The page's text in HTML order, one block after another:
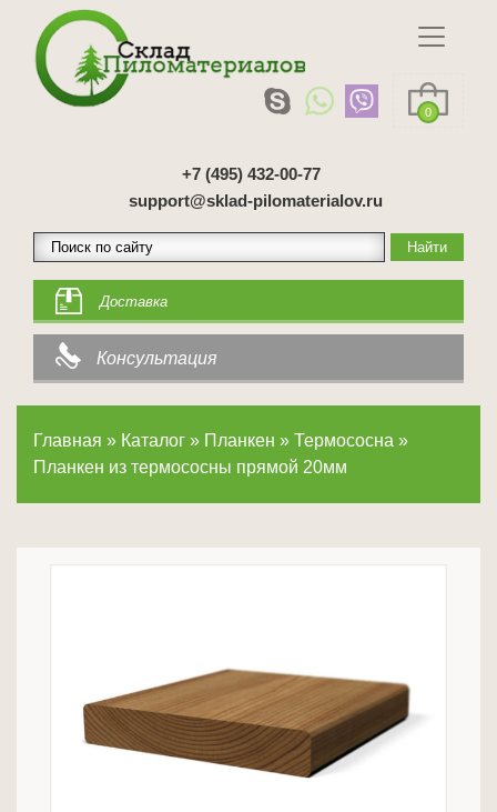
0
+7 (495) 432-00-77
support@sklad-pilomaterialov.ru
Доставка
Консультация
Главная » Каталог » Планкен » Термососна »
Планкен из термососны прямой 20мм